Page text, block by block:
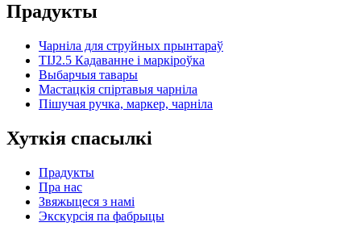
Прадукты
Чарніла для струйных прынтараў
TIJ2.5 Кадаванне і маркіроўка
Выбарчыя тавары
Мастацкія спіртавыя чарніла
Пішучая ручка, маркер, чарніла
Хуткія спасылкі
Прадукты
Пра нас
Звяжыцеся з намі
Экскурсія па фабрыцы